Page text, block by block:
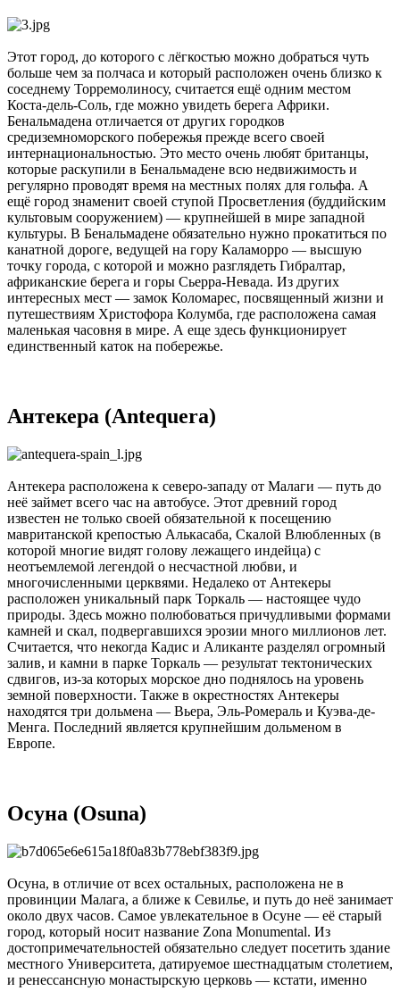
Этот город, до которого с лёгкостью можно добраться чуть
больше чем за полчаса и который расположен очень близко к
соседнему Торремолиносу, считается ещё одним местом
Коста-дель-Соль, где можно увидеть берега Африки.
Бенальмадена отличается от других городков
средиземноморского побережья прежде всего своей
интернациональностью. Это место очень любят британцы,
которые раскупили в Бенальмадене всю недвижимость и
регулярно проводят время на местных полях для гольфа. А
ещё город знаменит своей ступой Просветления (буддийским
культовым сооружением) — крупнейшей в мире западной
культуры. В Бенальмадене обязательно нужно прокатиться по
канатной дороге, ведущей на гору Каламорро — высшую
точку города, с которой и можно разглядеть Гибралтар,
африканские берега и горы Сьерра-Невада. Из других
интересных мест — замок Коломарес, посвященный жизни и
путешествиям Христофора Колумба, где расположена самая
маленькая часовня в мире. А еще здесь функционирует
единственный каток на побережье.
Антекера (Antequera)
Антекера расположена к северо-западу от Малаги — путь до
неё займет всего час на автобусе. Этот древний город
известен не только своей обязательной к посещению
мавританской крепостью Алькасаба, Скалой Влюбленных (в
которой многие видят голову лежащего индейца) с
неотъемлемой легендой о несчастной любви, и
многочисленными церквями. Недалеко от Антекеры
расположен уникальный парк Торкаль — настоящее чудо
природы. Здесь можно полюбоваться причудливыми формами
камней и скал, подвергавшихся эрозии много миллионов лет.
Считается, что некогда Кадис и Аликанте разделял огромный
залив, и камни в парке Торкаль — результат тектонических
сдвигов, из-за которых морское дно поднялось на уровень
земной поверхности. Также в окрестностях Антекеры
находятся три дольмена — Вьера, Эль-Ромераль и Куэва-де-
Менга. Последний является крупнейшим дольменом в
Европе.
Осуна (Osuna)
Осуна, в отличие от всех остальных, расположена не в
провинции Малага, а ближе к Севилье, и путь до неё занимает
около двух часов. Самое увлекательное в Осуне — её старый
город, который носит название Zona Monumental. Из
достопримечательностей обязательно следует посетить здание
местного Университета, датируемое шестнадцатым столетием,
и ренессансную монастырскую церковь — кстати, именно